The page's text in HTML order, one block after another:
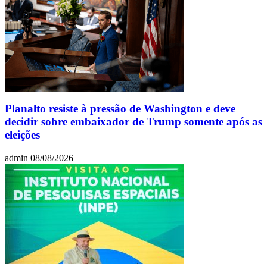
Planalto resiste à pressão de Washington e deve
decidir sobre embaixador de Trump somente após as
eleições
admin 08/08/2026